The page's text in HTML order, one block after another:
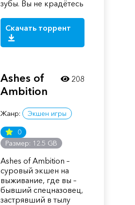
зубы. Вы не крадётесь
Скачать торрент
Ashes of
Ambition
Жанр: Экшен игры
0
Размер: 12.5 GB
Ashes of Ambition –
суровый экшен на
выживание, где вы –
бывший спецназовец,
застрявший в тылу
208